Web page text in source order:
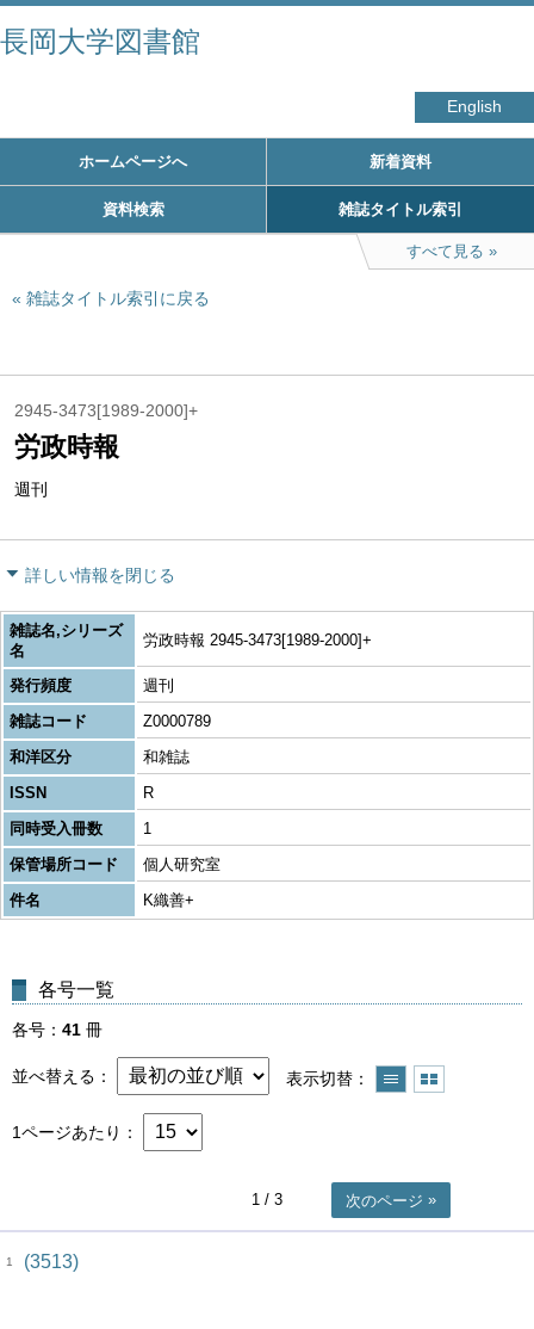
長岡大学図書館
English
ホームページへ 新着資料
資料検索 雑誌タイトル索引
すべて見る
雑誌タイトル索引に戻る
2945-3473[1989-2000]+
労政時報
週刊
詳しい情報を閉じる
雑誌名,シリーズ
名
労政時報 2945-3473[1989-2000]+
発行頻度
週刊
雑誌コード
Z0000789
和洋区分
和雑誌
ISSN
R
同時受入冊数
1
保管場所コード
個人研究室
件名
K織善+
各号一覧
各号 41 冊
並べ替える 表示切替
1ページあたり
1 / 3 次のページ
1 (3513)